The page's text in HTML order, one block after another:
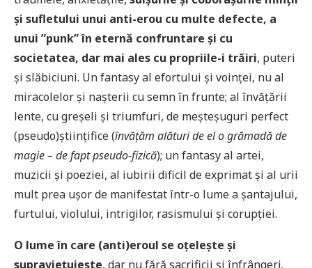
și sufletului unui anti-erou cu multe defecte, a
unui ”punk” în eternă confruntare și cu
societatea, dar mai ales cu propriile-i trăiri, puteri
și slăbiciuni. Un fantasy al efortului și voinței, nu al
miracolelor și nașterii cu semn în frunte; al învățării
lente, cu greșeli și triumfuri, de meșteșuguri perfect
(pseudo)științifice (învățăm alături de el o grămadă de
magie – de fapt pseudo-fizică); un fantasy al artei,
muzicii și poeziei, al iubirii dificil de exprimat și al urii
mult prea ușor de manifestat într-o lume a șantajului,
furtului, violului, intrigilor, rasismului și corupției.
O lume în care (anti)eroul se oțelește și
supraviețuiește, dar nu fără sacrificii și înfrângeri.